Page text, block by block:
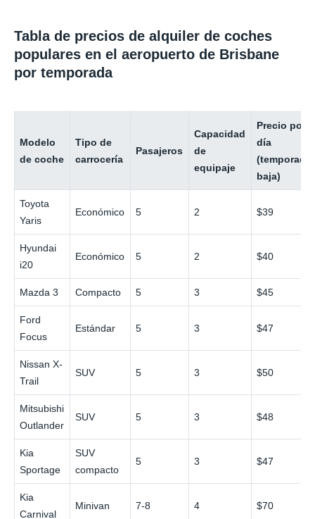
Tabla de precios de alquiler de coches
populares en el aeropuerto de Brisbane
por temporada
Modelo
de coche
Tipo de
carrocería
Pasajeros
Capacidad
de
equipaje
Precio por
día
(temporada
baja)
Toyota
Yaris
Económico 5 2 $39
Hyundai
i20
Económico 5 2 $40
Mazda 3 Compacto 5 3 $45
Ford
Focus
Estándar 5 3 $47
Nissan X-
Trail
SUV 5 3 $50
Mitsubishi
Outlander
SUV 5 3 $48
Kia
Sportage
SUV
compacto
5 3 $47
Kia
Carnival
Minivan 7-8 4 $70